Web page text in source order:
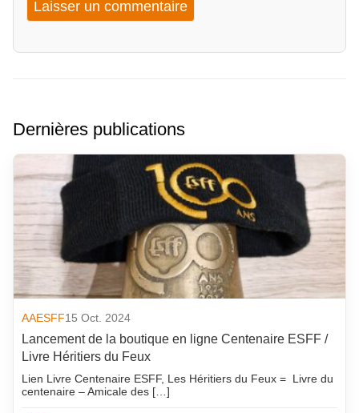
Dernières publications
AAESFF15 Oct. 2024
Lancement de la boutique en ligne Centenaire ESFF /
Livre Héritiers du Feux
Lien Livre Centenaire ESFF, Les Héritiers du Feux = Livre du
centenaire – Amicale des […]